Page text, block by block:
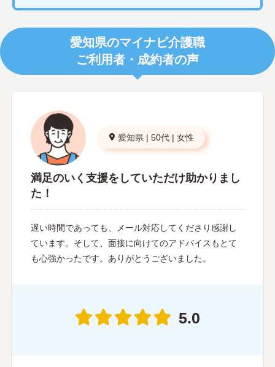
愛知県のマイナビ介護職
ご利用者・成約者の声
愛知県 | 50代 | 女性
満足のいく支援をしていただけ助かりまし
た！
遅い時間であっても、メール対応してくださり感謝し
ています。そして、面接に向けてのアドバイスもとて
も心強かったです。ありがとうございました。
5.0